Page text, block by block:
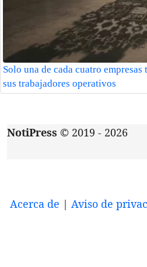
Solo una de cada cuatro
sus trabajadores operativos
NotiPress © 2019 - 2026
Acerca de | Aviso de